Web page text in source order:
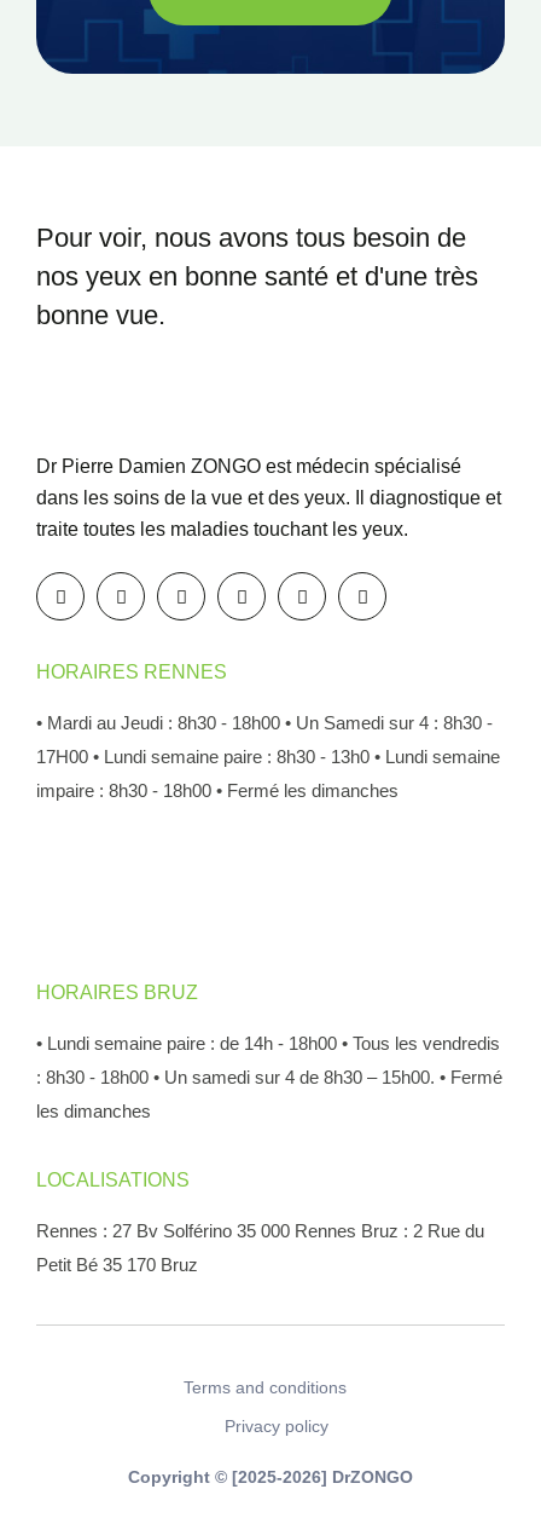
Pour voir, nous avons tous besoin de
nos yeux en bonne santé et d'une très
bonne vue.
Dr Pierre Damien ZONGO est médecin spécialisé
dans les soins de la vue et des yeux. Il diagnostique et
traite toutes les maladies touchant les yeux.
HORAIRES RENNES
• Mardi au Jeudi : 8h30 - 18h00 • Un Samedi sur 4 : 8h30 -
17H00 • Lundi semaine paire : 8h30 - 13h0 • Lundi semaine
impaire : 8h30 - 18h00 • Fermé les dimanches
HORAIRES BRUZ
• Lundi semaine paire : de 14h - 18h00 • Tous les vendredis
: 8h30 - 18h00 • Un samedi sur 4 de 8h30 – 15h00. • Fermé
les dimanches
LOCALISATIONS
Rennes : 27 Bv Solférino 35 000 Rennes Bruz : 2 Rue du
Petit Bé 35 170 Bruz
Copyright © [2025-2026] DrZONGO
Terms and conditions
Privacy policy